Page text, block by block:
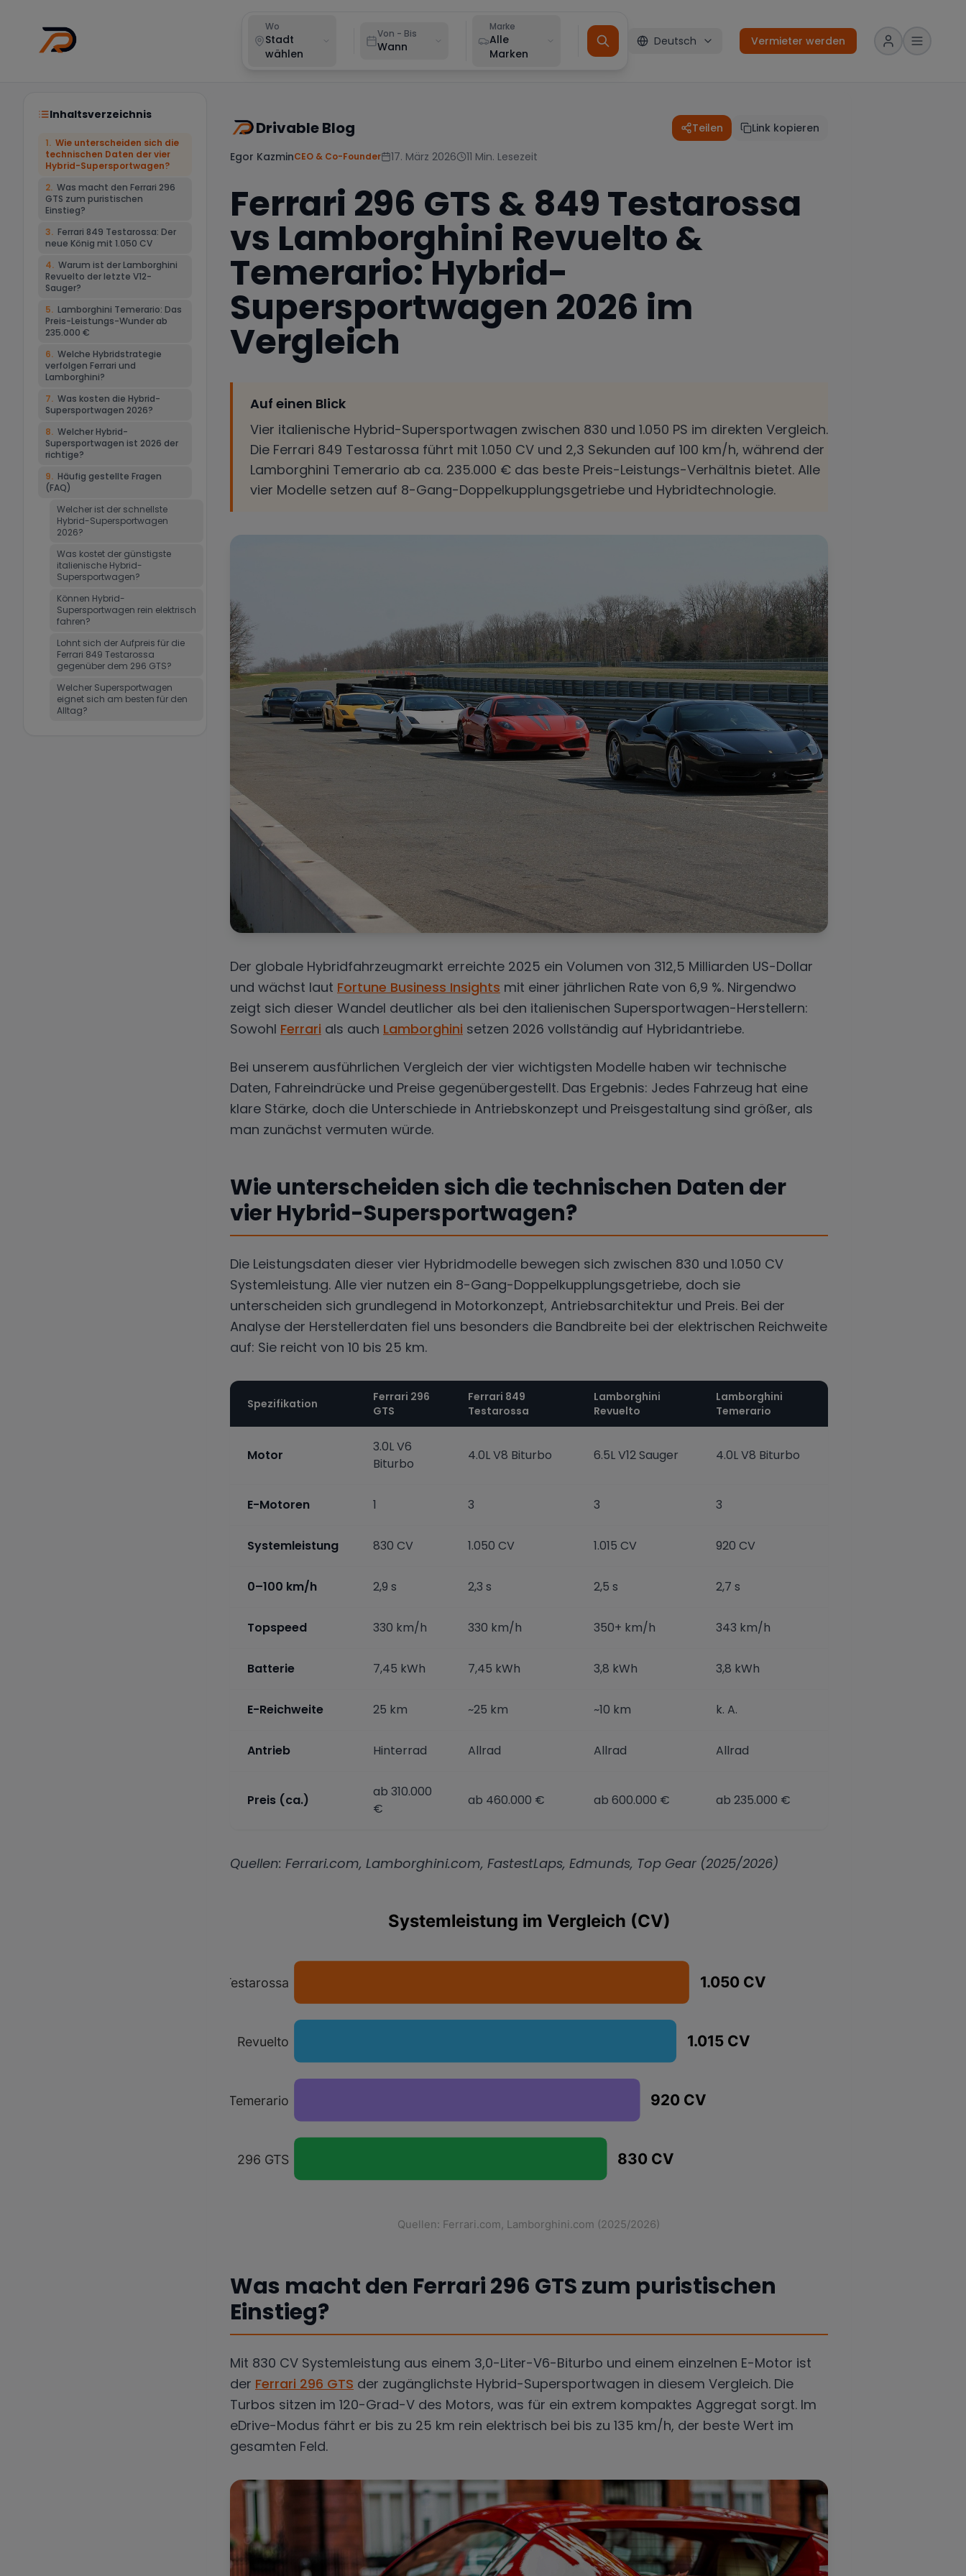
Wo
Stadt
wählen
Von - Bis
Wann
Marke
Alle
Marken
Deutsch Vermieter werden
Inhaltsverzeichnis
1. Wie unterscheiden sich die
technischen Daten der vier
Hybrid-Supersportwagen?
2. Was macht den Ferrari 296
GTS zum puristischen
Einstieg?
3. Ferrari 849 Testarossa: Der
neue König mit 1.050 CV
4. Warum ist der Lamborghini
Revuelto der letzte V12-
Sauger?
5. Lamborghini Temerario: Das
Preis-Leistungs-Wunder ab
235.000 €
6. Welche Hybridstrategie
verfolgen Ferrari und
Lamborghini?
7. Was kosten die Hybrid-
Supersportwagen 2026?
8. Welcher Hybrid-
Supersportwagen ist 2026 der
richtige?
9. Häufig gestellte Fragen
(FAQ)
Welcher ist der schnellste
Hybrid-Supersportwagen
2026?
Was kostet der günstigste
italienische Hybrid-
Supersportwagen?
Können Hybrid-
Supersportwagen rein elektrisch
fahren?
Lohnt sich der Aufpreis für die
Ferrari 849 Testarossa
gegenüber dem 296 GTS?
Welcher Supersportwagen
eignet sich am besten für den
Alltag?
Drivable Blog Teilen
Link kopieren
Egor KazminCEO & Co-Founder 17. März 2026 11 Min. Lesezeit
Ferrari 296 GTS & 849 Testarossa
vs Lamborghini Revuelto &
Temerario: Hybrid-
Supersportwagen 2026 im
Vergleich
Auf einen Blick
Vier italienische Hybrid-Supersportwagen zwischen 830 und 1.050 PS im direkten Vergleich.
Die Ferrari 849 Testarossa führt mit 1.050 CV und 2,3 Sekunden auf 100 km/h, während der
Lamborghini Temerario ab ca. 235.000 € das beste Preis-Leistungs-Verhältnis bietet. Alle
vier Modelle setzen auf 8-Gang-Doppelkupplungsgetriebe und Hybridtechnologie.
Der globale Hybridfahrzeugmarkt erreichte 2025 ein Volumen von 312,5 Milliarden US-Dollar
und wächst laut Fortune Business Insights mit einer jährlichen Rate von 6,9 %. Nirgendwo
zeigt sich dieser Wandel deutlicher als bei den italienischen Supersportwagen-Herstellern:
Sowohl Ferrari als auch Lamborghini setzen 2026 vollständig auf Hybridantriebe.
Bei unserem ausführlichen Vergleich der vier wichtigsten Modelle haben wir technische
Daten, Fahreindrücke und Preise gegenübergestellt. Das Ergebnis: Jedes Fahrzeug hat eine
klare Stärke, doch die Unterschiede in Antriebskonzept und Preisgestaltung sind größer, als
man zunächst vermuten würde.
Wie unterscheiden sich die technischen Daten der
vier Hybrid-Supersportwagen?
Die Leistungsdaten dieser vier Hybridmodelle bewegen sich zwischen 830 und 1.050 CV
Systemleistung. Alle vier nutzen ein 8-Gang-Doppelkupplungsgetriebe, doch sie
unterscheiden sich grundlegend in Motorkonzept, Antriebsarchitektur und Preis. Bei der
Analyse der Herstellerdaten fiel uns besonders die Bandbreite bei der elektrischen Reichweite
auf: Sie reicht von 10 bis 25 km.
Spezifikation
Ferrari 296
GTS
Ferrari 849
Testarossa
Lamborghini
Revuelto
Lamborghini
Temerario
Motor
3.0L V6
Biturbo
4.0L V8 Biturbo 6.5L V12 Sauger 4.0L V8 Biturbo
E-Motoren 1 3 3 3
Systemleistung 830 CV 1.050 CV 1.015 CV 920 CV
0–100 km/h 2,9 s 2,3 s 2,5 s 2,7 s
Topspeed 330 km/h 330 km/h 350+ km/h 343 km/h
Batterie 7,45 kWh 7,45 kWh 3,8 kWh 3,8 kWh
E-Reichweite 25 km ~25 km ~10 km k. A.
Antrieb Hinterrad Allrad Allrad Allrad
Preis (ca.)
ab 310.000
€
ab 460.000 € ab 600.000 € ab 235.000 €
Quellen: Ferrari.com, Lamborghini.com, FastestLaps, Edmunds, Top Gear (2025/2026)
Systemleistung im Vergleich (CV)
1.050 CV
849 Testarossa
1.015 CV
Revuelto
920 CV
Temerario
830 CV
296 GTS
Quellen: Ferrari.com, Lamborghini.com (2025/2026)
Was macht den Ferrari 296 GTS zum puristischen
Einstieg?
Mit 830 CV Systemleistung aus einem 3,0-Liter-V6-Biturbo und einem einzelnen E-Motor ist
der Ferrari 296 GTS der zugänglichste Hybrid-Supersportwagen in diesem Vergleich. Die
Turbos sitzen im 120-Grad-V des Motors, was für ein extrem kompaktes Aggregat sorgt. Im
eDrive-Modus fährt er bis zu 25 km rein elektrisch bei bis zu 135 km/h, der beste Wert im
gesamten Feld.